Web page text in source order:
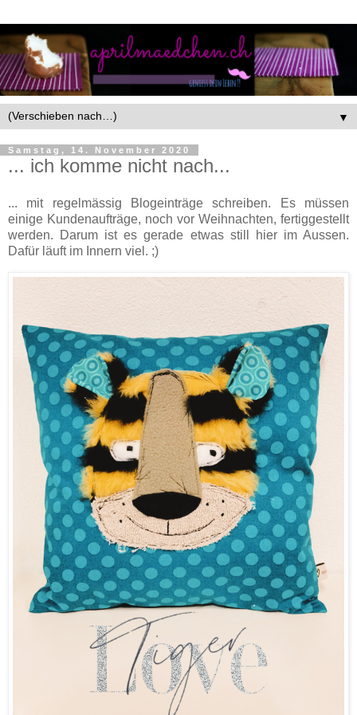
▼
Samstag, 14. November 2020
... ich komme nicht nach...
... mit regelmässig Blogeinträge schreiben. Es müssen
einige Kundenaufträge, noch vor Weihnachten, fertiggestellt
werden. Darum ist es gerade etwas still hier im Aussen.
Dafür läuft im Innern viel. ;)